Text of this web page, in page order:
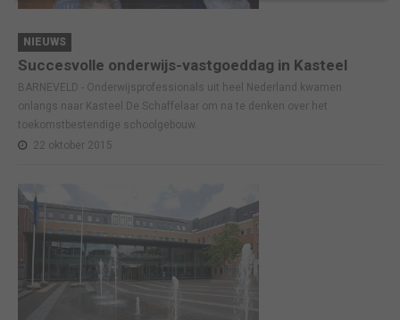
NIEUWS
Succesvolle onderwijs-vastgoeddag in Kasteel
BARNEVELD - Onderwijsprofessionals uit heel Nederland kwamen
onlangs naar Kasteel De Schaffelaar om na te denken over het
toekomstbestendige schoolgebouw.
22 oktober 2015